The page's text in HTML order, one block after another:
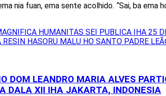
nia fuan, ema sente acolhido. “Sai, ba ema
HUMANITAS SEI PUBLICA IHA 25
HASORU MALU HO SANTO PADRE
DOM LEANDRO MARIA ALVES
DALA XII IHA JAKARTA, INDONESIA